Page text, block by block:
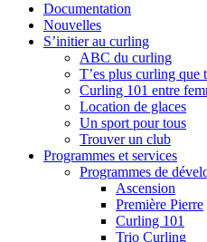
Documentation
Nouvelles
S’initier au curling
ABC du curling
T’es plus curling que
Curling 101 entre
Location de glaces
Un sport pour tous
Trouver un club
Programmes et services
Programmes de
Ascension
Première Pierre
Curling 101
Trio Curling